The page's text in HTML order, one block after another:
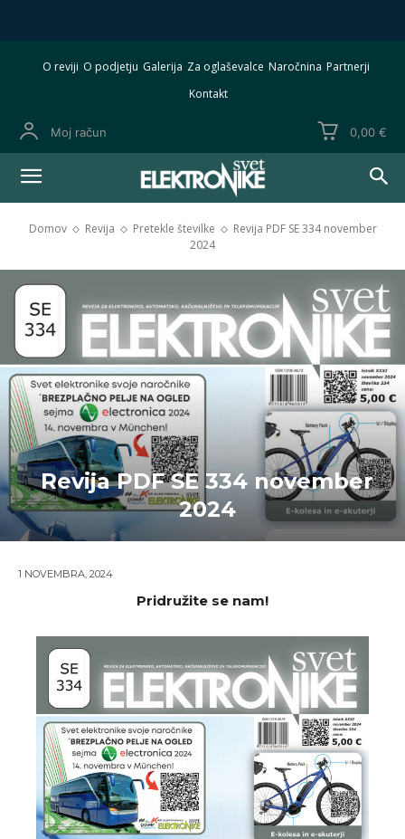
O reviji O podjetju Galerija Za oglaševalce Naročnina Partnerji
Kontakt
Moj račun 0,00 €
Domov Revija Pretekle številke
Revija PDF SE 334 november
2024
Revija PDF SE 334 november
2024
1 NOVEMBRA, 2024
Pridružite se nam!